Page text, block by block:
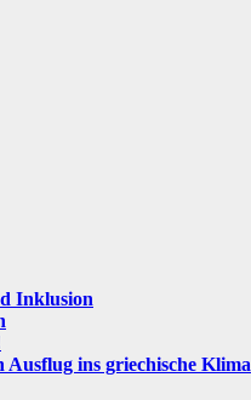
Inklusion
Ausflug ins griechische Klima